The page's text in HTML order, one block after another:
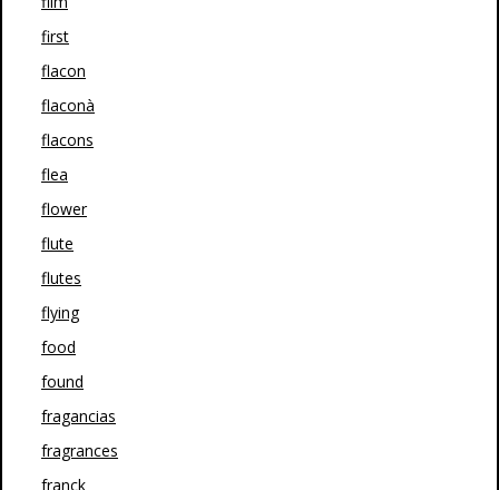
first
flacon
flaconà
flacons
flea
flower
flute
flutes
flying
food
found
fragancias
fragrances
franck